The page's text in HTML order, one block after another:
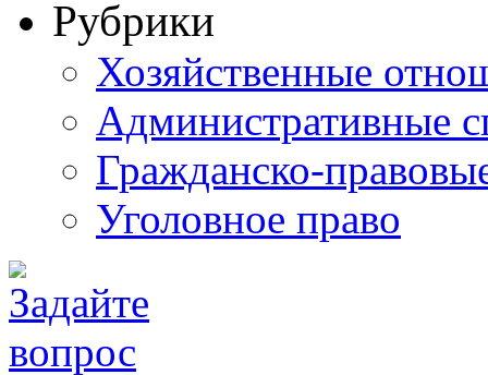
Рубрики
Хозяйственные
Административные
Гражданско-
Уголовное право